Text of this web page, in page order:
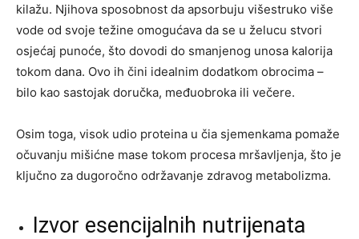
kilažu. Njihova sposobnost da apsorbuju višestruko više
vode od svoje težine omogućava da se u želucu stvori
osjećaj punoće, što dovodi do smanjenog unosa kalorija
tokom dana. Ovo ih čini idealnim dodatkom obrocima –
bilo kao sastojak doručka, međuobroka ili večere.
Osim toga, visok udio proteina u čia sjemenkama pomaže
očuvanju mišićne mase tokom procesa mršavljenja, što je
ključno za dugoročno održavanje zdravog metabolizma.
Izvor esencijalnih nutrijenata